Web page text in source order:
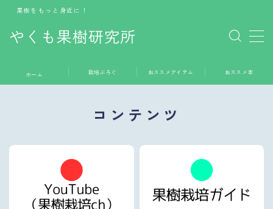
やくも果樹研究所
果樹をもっと身近に！
MENU
ホーム
おススメ本
お問い合わせ
ホーム 栽培ぶろぐ おススメアイテム おススメ本
コンテンツ